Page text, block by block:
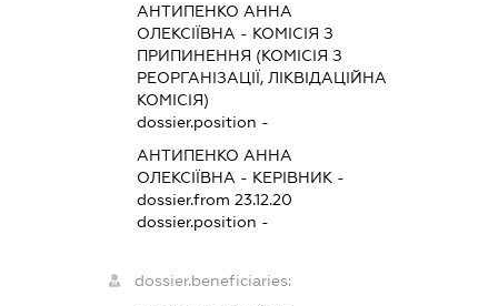
АНТИПЕНКО АННА
ОЛЕКСІЇВНА - КОМІСІЯ З
ПРИПИНЕННЯ (КОМІСІЯ З
РЕОРГАНІЗАЦІЇ, ЛІКВІДАЦІЙНА
КОМІСІЯ)
dossier.position -
АНТИПЕНКО АННА
ОЛЕКСІЇВНА - КЕРІВНИК -
dossier.from 23.12.20
dossier.position -
dossier.beneficiaries: